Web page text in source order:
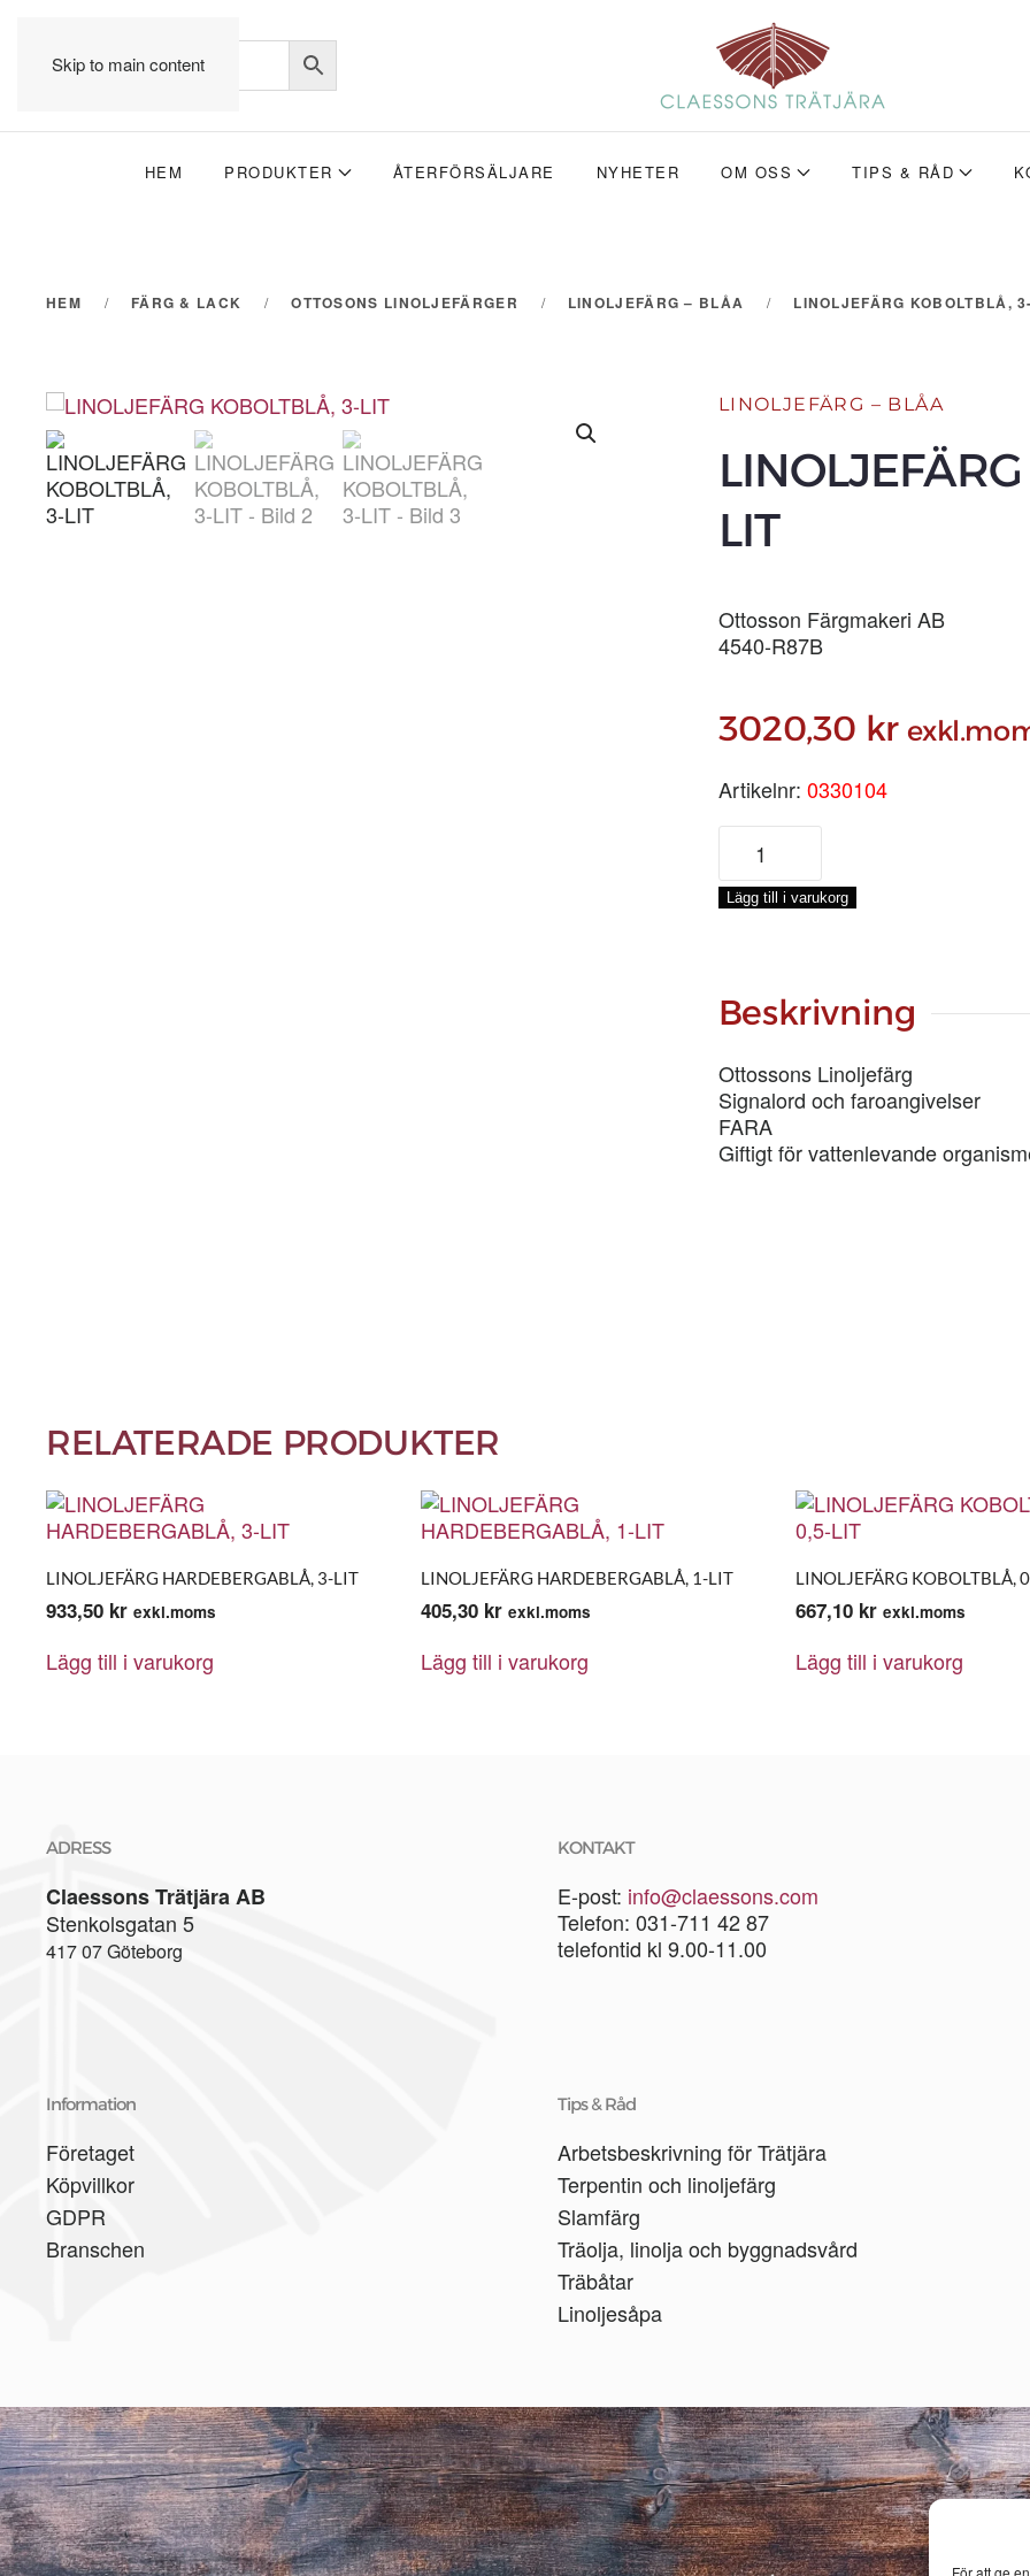
För att ge
Skip to main content
HEM PRODUKTER ÅTERFÖRSÄLJARE NYHETER OM OSS TIPS & RÅD
HEM FÄRG & LACK OTTOSONS LINOLJEFÄRGER LINOLJEFÄRG – BLÅA LINOLJEFÄRG KOBOLTBLÅ,
LINOLJEFÄRG – BLÅA
LIT
Ottosson Färgmakeri AB
4540-R87B
3020,30 kr
Artikelnr: 0330104
LINOLJEFÄRG
KOBOLTBLÅ,
3-
LIT
Lägg till i varukorg
Beskrivning
Ottossons Linoljefärg
Signalord och faroangivelser
FARA
Giftigt för vattenlevande
RELATERADE PRODUKTER
LINOLJEFÄRG HARDEBERGABLÅ, 3-LIT
933,50 kr exkl.moms
Lägg till i varukorg
LINOLJEFÄRG HARDEBERGABLÅ, 1-LIT
405,30 kr exkl.moms
Lägg till i varukorg
LINOLJEFÄRG KOBOLTBLÅ,
667,10 kr exkl.moms
Lägg till i varukorg
ADRESS
Claessons Trätjära AB
Stenkolsgatan 5
417 07 Göteborg
KONTAKT
E-post: info@claessons.com
Telefon: 031-711 42 87
telefontid kl 9.00-11.00
Information
Företaget
Köpvillkor
GDPR
Branschen
Tips & Råd
Arbetsbeskrivning för Trätjära
Terpentin och linoljefärg
Slamfärg
Träolja, linolja och byggnadsvård
Träbåtar
Linoljesåpa